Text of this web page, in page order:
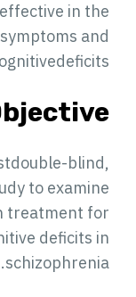
in the
and
blind,
to examine
treatment for
deficits in
schizophrenia.